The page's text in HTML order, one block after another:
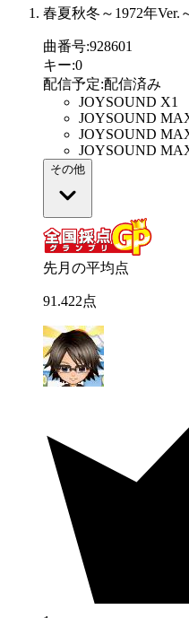
春夏秋冬～1972年Ver.
曲番号:928601
キー:0
配信予定:配信済み
JOYSOUND X1
JOYSOUND
JOYSOUND
JOYSOUND
その他
先月の平均点
91 .422点